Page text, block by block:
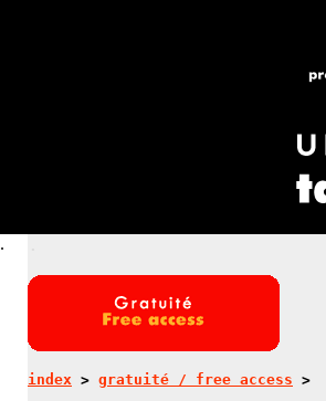
.
index > gratuité / free access >